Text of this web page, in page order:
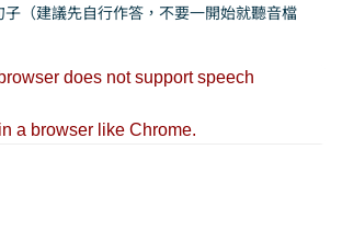
（建議先自行作答，不要一開始就聽音檔